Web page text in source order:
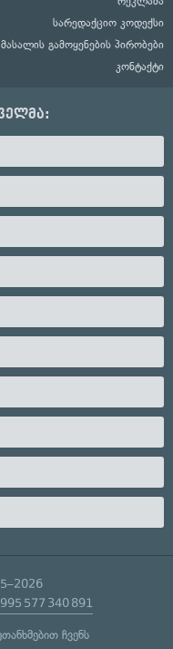
სარედაქციო კოდექსი
მასალის გამოყენების პირობები
კონტაქტი
577 340 891
ჩვენს